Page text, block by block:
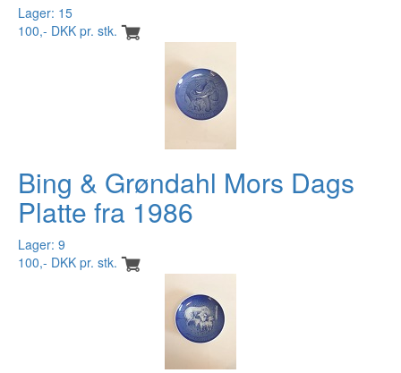
Lager: 15
100,- DKK pr. stk.
Bing & Grøndahl Mors Dags
Platte fra 1986
Lager: 9
100,- DKK pr. stk.